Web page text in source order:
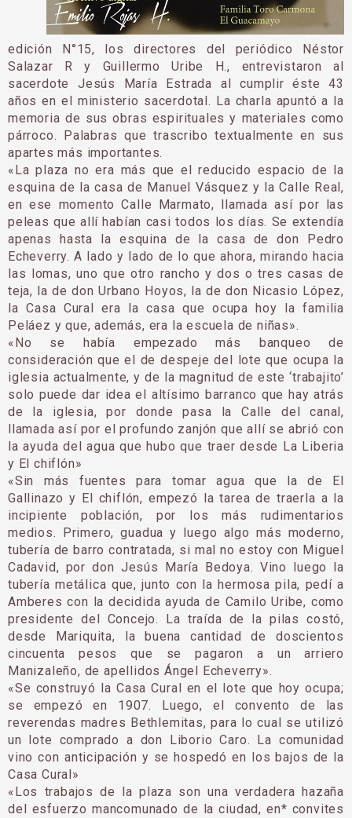
edición N°15, los directores del periódico Néstor
Salazar R y Guillermo Uribe H., entrevistaron al
sacerdote Jesús María Estrada al cumplir éste 43
años en el ministerio sacerdotal. La charla apuntó a la
memoria de sus obras espirituales y materiales como
párroco. Palabras que trascribo textualmente en sus
apartes más importantes.
«La plaza no era más que el reducido espacio de la
esquina de la casa de Manuel Vásquez y la Calle Real,
en ese momento Calle Marmato, llamada así por las
peleas que allí habían casi todos los días. Se extendía
apenas hasta la esquina de la casa de don Pedro
Echeverry. A lado y lado de lo que ahora, mirando hacia
las lomas, uno que otro rancho y dos o tres casas de
teja, la de don Urbano Hoyos, la de don Nicasio López,
la Casa Cural era la casa que ocupa hoy la familia
Peláez y que, además, era la escuela de niñas».
«No se había empezado más banqueo de
consideración que el de despeje del lote que ocupa la
iglesia actualmente, y de la magnitud de este ‘trabajito’
solo puede dar idea el altísimo barranco que hay atrás
de la iglesia, por donde pasa la Calle del canal,
llamada así por el profundo zanjón que allí se abrió con
la ayuda del agua que hubo que traer desde La Liberia
y El chiflón»
«Sin más fuentes para tomar agua que la de El
Gallinazo y El chiflón, empezó la tarea de traerla a la
incipiente población, por los más rudimentarios
medios. Primero, guadua y luego algo más moderno,
tubería de barro contratada, si mal no estoy con Miguel
Cadavid, por don Jesús María Bedoya. Vino luego la
tubería metálica que, junto con la hermosa pila, pedí a
Amberes con la decidida ayuda de Camilo Uribe, como
presidente del Concejo. La traída de la pilas costó,
desde Mariquita, la buena cantidad de doscientos
cincuenta pesos que se pagaron a un arriero
Manizaleño, de apellidos Ángel Echeverry».
«Se construyó la Casa Cural en el lote que hoy ocupa;
se empezó en 1907. Luego, el convento de las
reverendas madres Bethlemitas, para lo cual se utilizó
un lote comprado a don Liborio Caro. La comunidad
vino con anticipación y se hospedó en los bajos de la
Casa Cural»
«Los trabajos de la plaza son una verdadera hazaña
del esfuerzo mancomunado de la ciudad, en* convites